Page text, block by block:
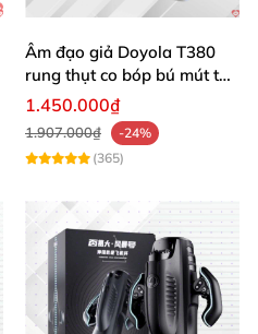
Âm đạo giả Doyola T380
rung thụt co bóp bú mút tự
động cao cấp
1.450.000₫
1.907.000₫
-24%
(365)